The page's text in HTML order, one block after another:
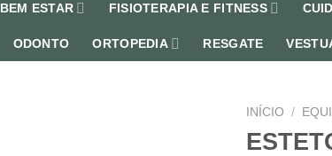
BEM ESTAR FISIOTERAPIA E FITNESS
ODONTO ORTOPEDIA RESGATE
INÍCIO /